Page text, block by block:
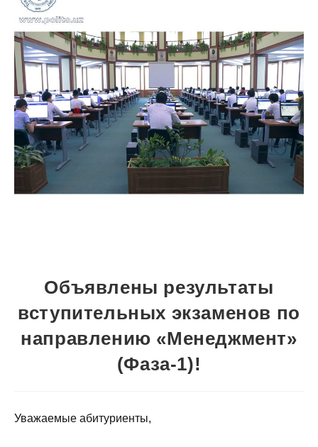
Объявлены результаты
вступительных экзаменов по
направлению «Менеджмент»
(Фаза-1)!
Уважаемые абитуриенты,